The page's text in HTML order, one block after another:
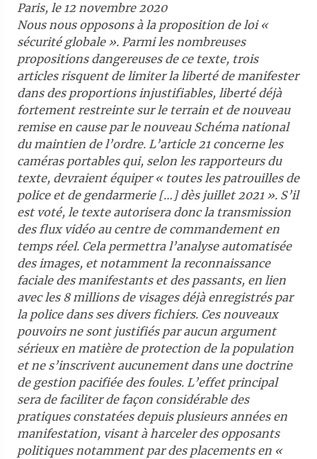
Paris, le 12 novembre 2020
Nous nous opposons à la proposition de loi «
sécurité globale ». Parmi les nombreuses
propositions dangereuses de ce texte, trois
articles risquent de limiter la liberté de manifester
dans des proportions injustifiables, liberté déjà
fortement restreinte sur le terrain et de nouveau
remise en cause par le nouveau Schéma national
du maintien de l’ordre. L’article 21 concerne les
caméras portables qui, selon les rapporteurs du
texte, devraient équiper « toutes les patrouilles de
police et de gendarmerie […] dès juillet 2021 ». S’il
est voté, le texte autorisera donc la transmission
des flux vidéo au centre de commandement en
temps réel. Cela permettra l’analyse automatisée
des images, et notamment la reconnaissance
faciale des manifestants et des passants, en lien
avec les 8 millions de visages déjà enregistrés par
la police dans ses divers fichiers. Ces nouveaux
pouvoirs ne sont justifiés par aucun argument
sérieux en matière de protection de la population
et ne s’inscrivent aucunement dans une doctrine
de gestion pacifiée des foules. L’effet principal
sera de faciliter de façon considérable des
pratiques constatées depuis plusieurs années en
manifestation, visant à harceler des opposants
politiques notamment par des placements en «